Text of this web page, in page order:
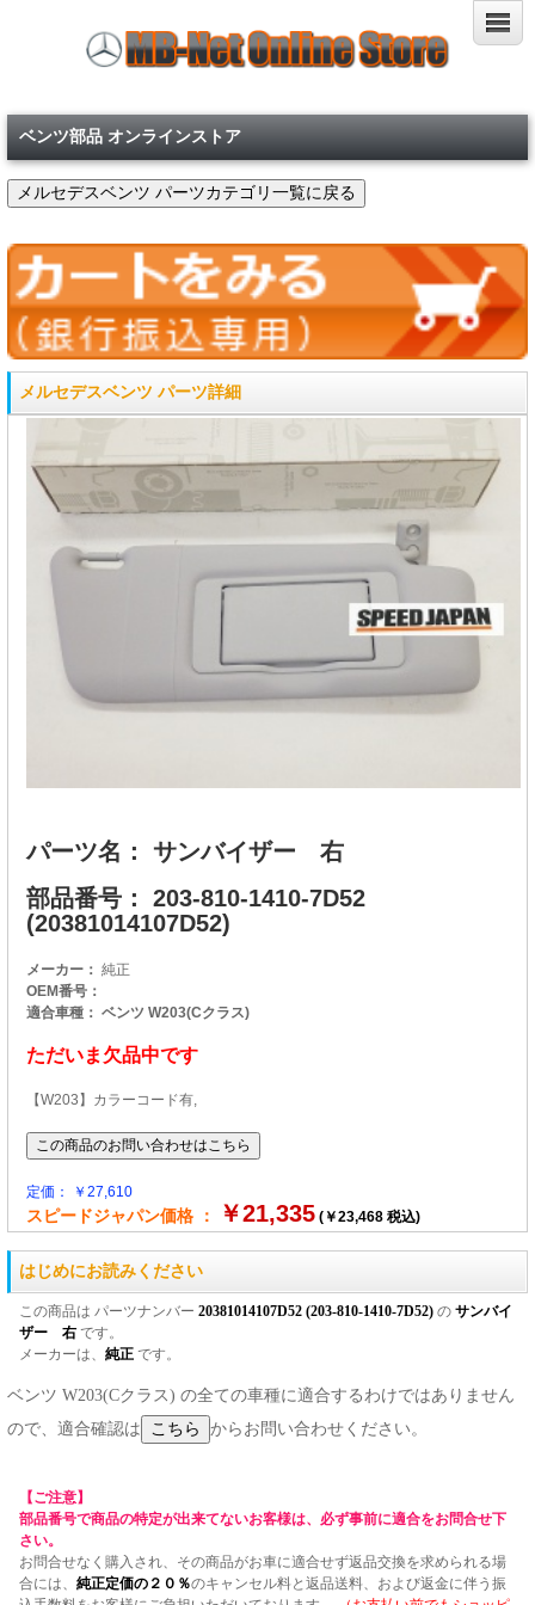
ベンツ部品 オンラインストア
メルセデスベンツ パーツ詳細
パーツ名： サンバイザー 右
部品番号： 203-810-1410-7D52
(20381014107D52)
メーカー： 純正
OEM番号：
適合車種： ベンツ W203(Cクラス)
ただいま欠品中です
【W203】カラーコード有,
定価： ￥27,610
スピードジャパン価格 ： ￥21,335 (￥23,468 税込)
はじめにお読みください
この商品は パーツナンバー 20381014107D52 (203-810-1410-7D52) の サンバイ
ザー 右 です。
メーカーは、 純正 です。
ベンツ W203(Cクラス) の全ての車種に適合するわけではありません
ので、適合確認は
からお問い合わせください。
【ご注意】
部品番号で商品の特定が出来てないお客様は、必ず事前に適合をお問合せ下
さい。
お問合せなく購入され、その商品がお車に適合せず返品交換を求められる場
合には、 純正定価の２０％のキャンセル料と返品送料、および返金に伴う振